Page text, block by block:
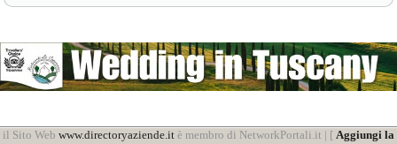
il Sito Web www.directoryaziende.it è membro di NetworkPortali.it | [ Aggiungi la